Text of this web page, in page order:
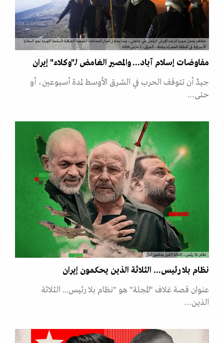
متظاهر يحمل صورة المرشد الإيراني الراحل علي خامنئي، بينما يحاول أنصار الجماعات الشيعية العراقية المسلحة التوجه نحو السفارة
الأميركية في المنطقة الخضراء ببغداد، العراق، 1 مارس 2026
مفاوضات إسلام آباد... والمصير الغامض لـ"وكلاء" إيران
جيدٌ أن تتوقف الحرب في الشرق الأوسط لمدة أسبوعين، أو
حتى…
نظام بلا رئيس... الثلاثة الذين يحكمون إيران
نظام بلا رئيس... الثلاثة الذين يحكمون إيران
عنوان قصة غلاف "المجلة" هو "نظام بلا رئيس... الثلاثة
الذين…